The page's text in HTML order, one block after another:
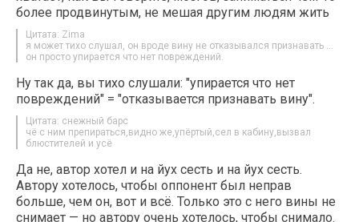
более продвинутым, не мешая другим людям жить
Цитата: Zima
я может тихо слушал, он вроде вину не отказывался признавать …
он просто упирается что нет повреждений.
Ну так да, вы тихо слушали: "упирается что нет
повреждений" = "отказывается признавать вину".
Цитата: снежный барс
чё с ним препираться,видно же,упёртый,сел в кабину,вызвал
блюстителей и усё
Да не, автор хотел и на йух сесть и на йух сесть.
Автору хотелось, чтобы оппонент был неправ
больше, чем он, вот и всё. Только это с него вины не
снимает — но автору очень хотелось, чтобы снимало.